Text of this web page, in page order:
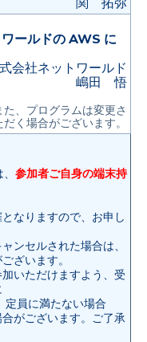
関 拓弥
ールドの AWS に
会社ネットワールド
嶋田 悟
、プログラムは変更さ
く場合がございます。
参加者ご自身の端末持
なりますので、お申し
ンセルされた場合は、
ざいます。
いただけますよう、受
定員に満たない場合
がございます。ご了承